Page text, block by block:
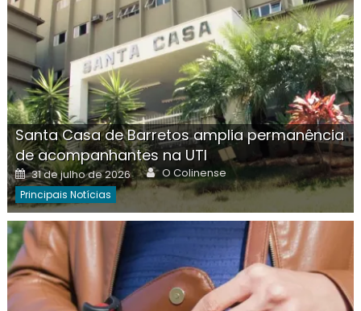
Santa Casa de Barretos amplia permanência
de acompanhantes na UTI
Posted
on
31 de julho de 2026 Author
O Colinense
Principais Notícias